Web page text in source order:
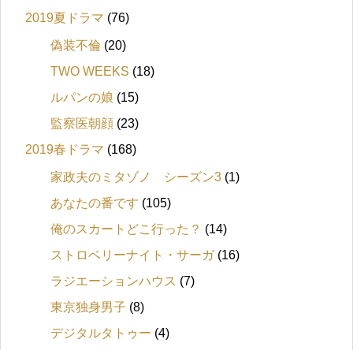
2019夏ドラマ (76)
偽装不倫 (20)
TWO WEEKS (18)
ルパンの娘 (15)
監察医朝顔 (23)
2019春ドラマ (168)
家政夫のミタゾノ シーズン3 (1)
あなたの番です (105)
俺のスカートどこ行った？ (14)
ストロベリーナイト・サーガ(16)
ラジエーションハウス (7)
東京独身男子 (8)
デジタルタトゥー (4)